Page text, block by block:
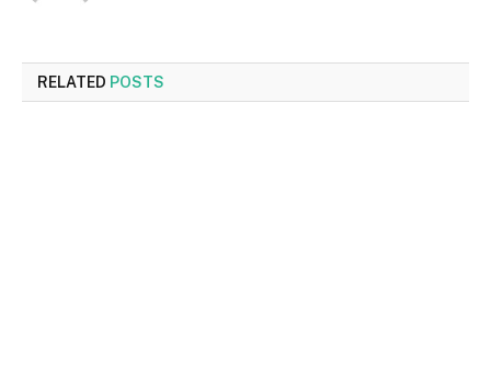
RELATED POSTS